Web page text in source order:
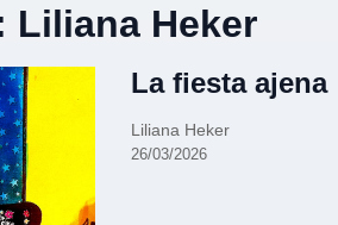
Liliana Heker
La fiesta ajena
Liliana Heker
26/03/2026